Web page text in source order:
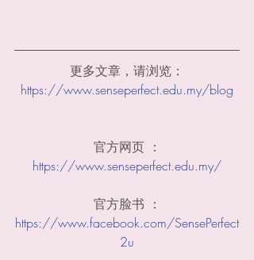
更多文章，请浏览：
https://www.senseperfect.edu.my/blog
官方网页 ：
https://www.senseperfect.edu.my/
官方脸书 ：
https://www.facebook.com/SensePerfect
2u